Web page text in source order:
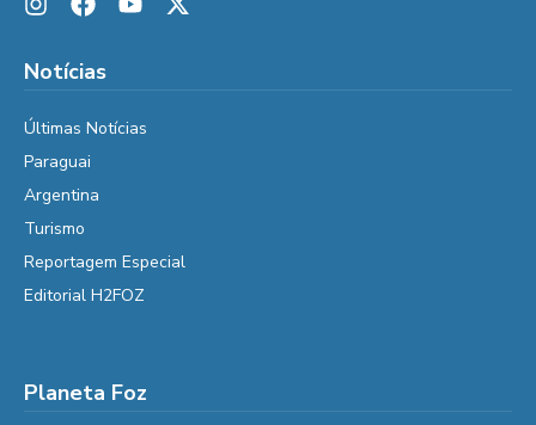
Notícias
Últimas Notícias
Paraguai
Argentina
Turismo
Reportagem Especial
Editorial H2FOZ
Planeta Foz